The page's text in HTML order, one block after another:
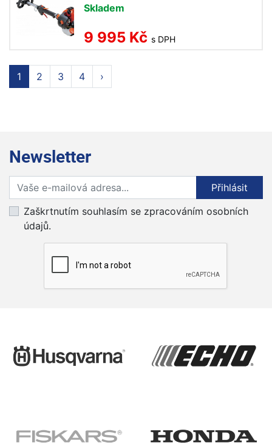
Skladem
9 995 Kč s DPH
1 2 3 4 ›
Newsletter
Přihlaste se k odběru novinek
Přihlásit
Zaškrtnutím souhlasím se zpracováním osobních
údajů.